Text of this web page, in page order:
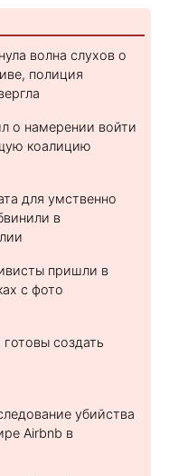
волна слухов о
полиция
о намерении войти
коалицию
для умственно
в
пришли в
с фото
создать
убийства
Airbnb в